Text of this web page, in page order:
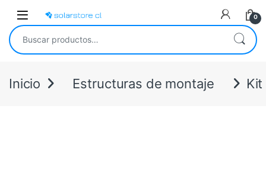
Open 0
Buscar por:
Inicio Estructuras de montaje